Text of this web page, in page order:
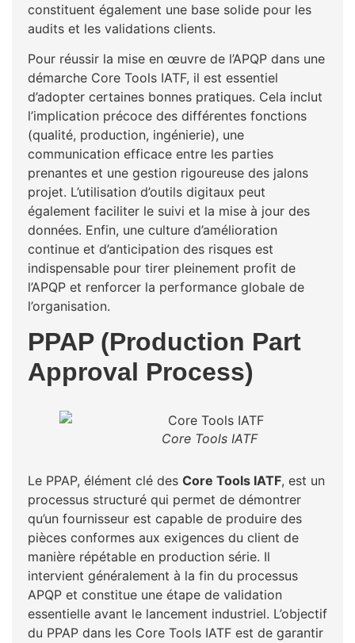
constituent également une base solide pour les
audits et les validations clients.
Pour réussir la mise en œuvre de l’APQP dans une
démarche Core Tools IATF, il est essentiel
d’adopter certaines bonnes pratiques. Cela inclut
l’implication précoce des différentes fonctions
(qualité, production, ingénierie), une
communication efficace entre les parties
prenantes et une gestion rigoureuse des jalons
projet. L’utilisation d’outils digitaux peut
également faciliter le suivi et la mise à jour des
données. Enfin, une culture d’amélioration
continue et d’anticipation des risques est
indispensable pour tirer pleinement profit de
l’APQP et renforcer la performance globale de
l’organisation.
PPAP (Production Part
Approval Process)
Core Tools IATF
Le PPAP, élément clé des Core Tools IATF, est un
processus structuré qui permet de démontrer
qu’un fournisseur est capable de produire des
pièces conformes aux exigences du client de
manière répétable en production série. Il
intervient généralement à la fin du processus
APQP et constitue une étape de validation
essentielle avant le lancement industriel. L’objectif
du PPAP dans les Core Tools IATF est de garantir